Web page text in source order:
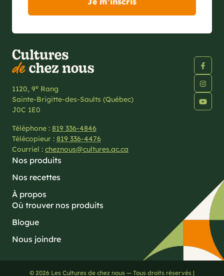
1120, 9e Rang
Sainte-Brigitte-des-Saults (Québec)
J0C 1E0
Téléphone : 819 336-4846
Télécopieur : 819 336-4476
Courriel : cheznous@cultures.qc.ca
Nos produits
Nos recettes
À propos
Où trouver nos produits
Blogue
Nous joindre
© 2026 Les Cultures de chez nous — Tous droits réservés |